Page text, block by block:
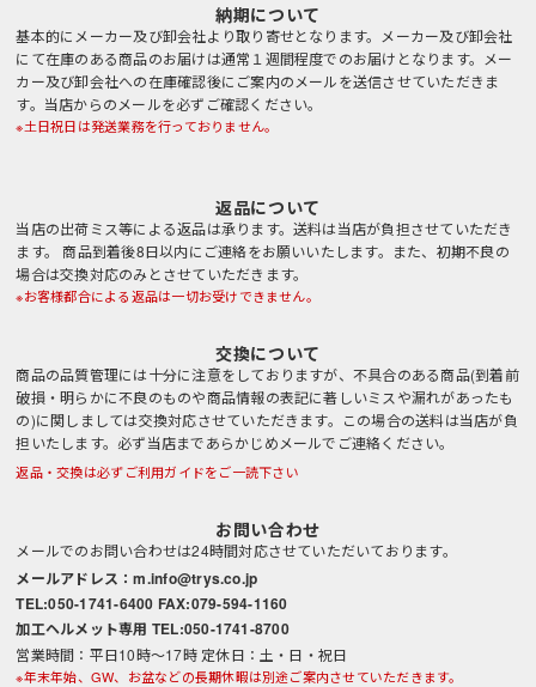
納期について
基本的にメーカー及び卸会社より取り寄せとなります。メーカー及び卸会社
にて在庫のある商品のお届けは通常１週間程度でのお届けとなります。メー
カー及び卸会社への在庫確認後にご案内のメールを送信させていただきま
す。当店からのメールを必ずご確認ください。
※土日祝日は発送業務を行っておりません。
返品について
当店の出荷ミス等による返品は承ります。送料は当店が負担させていただき
ます。 商品到着後8日以内にご連絡をお願いいたします。また、初期不良の
場合は交換対応のみとさせていただきます。
※お客様都合による返品は一切お受けできません。
交換について
商品の品質管理には十分に注意をしておりますが、不具合のある商品(到着前
破損・明らかに不良のものや商品情報の表記に著しいミスや漏れがあったも
の)に関しましては交換対応させていただきます。この場合の送料は当店が負
担いたします。必ず当店まであらかじめメールでご連絡ください。
返品・交換は必ずご利用ガイドをご一読下さい
お問い合わせ
メールでのお問い合わせは24時間対応させていただいております。
メールアドレス：m.info@trys.co.jp
TEL:050-1741-6400 FAX:079-594-1160
加工ヘルメット専用 TEL:050-1741-8700
営業時間：平日10時～17時 定休日：土・日・祝日
※年末年始、GW、お盆などの長期休暇は別途ご案内させていただきます。